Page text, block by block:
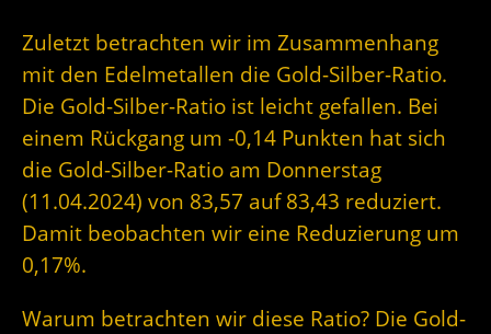
Zuletzt betrachten wir im Zusammenhang
mit den Edelmetallen die Gold-Silber-Ratio.
Die Gold-Silber-Ratio ist leicht gefallen. Bei
einem Rückgang um -0,14 Punkten hat sich
die Gold-Silber-Ratio am Donnerstag
(11.04.2024) von 83,57 auf 83,43 reduziert.
Damit beobachten wir eine Reduzierung um
0,17%.
Warum betrachten wir diese Ratio? Die Gold-